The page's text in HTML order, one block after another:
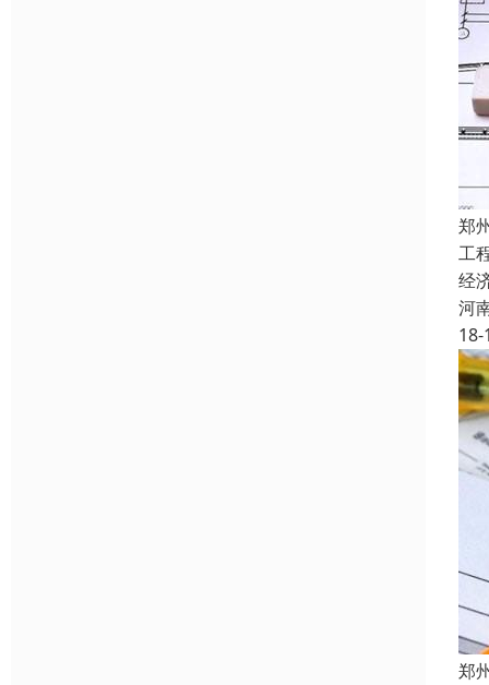
郑
工
经
河
18-
郑